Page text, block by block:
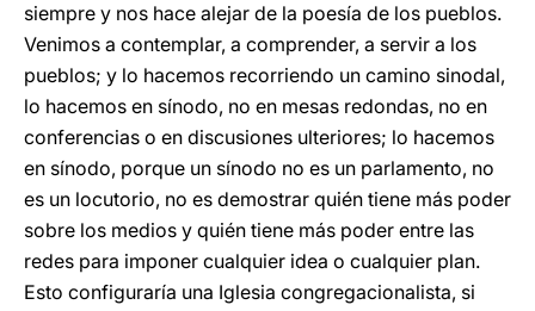
siempre y nos hace alejar de la poesía de los pueblos.
Venimos a contemplar, a comprender, a servir a los
pueblos; y lo hacemos recorriendo un camino sinodal,
lo hacemos en sínodo, no en mesas redondas, no en
conferencias o en discusiones ulteriores; lo hacemos
en sínodo, porque un sínodo no es un parlamento, no
es un locutorio, no es demostrar quién tiene más poder
sobre los medios y quién tiene más poder entre las
redes para imponer cualquier idea o cualquier plan.
Esto configuraría una Iglesia congregacionalista, si